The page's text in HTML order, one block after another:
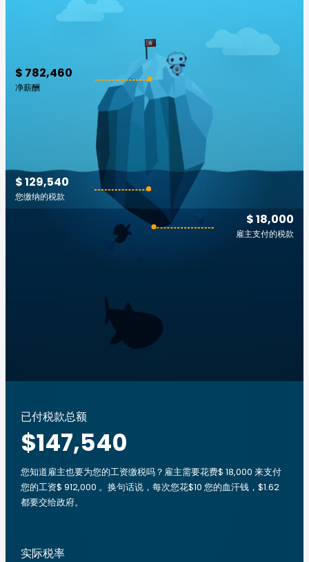
$ 782,460
净薪酬
$ 18,000
雇主支付的税款
$ 129,540
您缴纳的税款
已付税款总额
$147,540
您知道雇主也要为您的工资缴税吗？雇主需要花费$ 18,000 来支付
您的工资$ 912,000 。换句话说，每次您花$10 您的血汗钱，$1.62
都要交给政府。
实际税率